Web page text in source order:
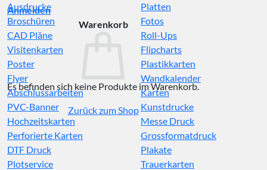
Anmelden
Warenkorb
Es befinden sich keine Produkte im Warenkorb.
Zurück zum Shop
Ausdrucke
Broschüren
CAD Pläne
Visitenkarten
Poster
Flyer
Abschlussarbeiten
PVC-Banner
Hochzeitskarten
Perforierte Karten
DTF Druck
Plotservice
Platten
Fotos
Roll-Ups
Flipcharts
Plastikkarten
Wandkalender
Karten
Kunstdrucke
Messe Druck
Grossformatdruck
Plakate
Trauerkarten